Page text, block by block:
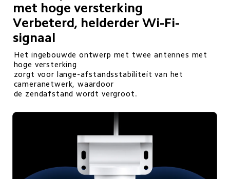
met hoge versterking
Verbeterd, helderder Wi-Fi-
signaal
Het ingebouwde ontwerp met twee antennes met
hoge versterking
zorgt voor lange-afstandsstabiliteit van het
cameranetwerk, waardoor
de zendafstand wordt vergroot.